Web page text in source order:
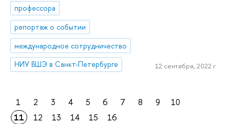
профессора
репортаж о событии
международное сотрудничество
НИУ ВШЭ в Санкт-Петербурге
12 сентября, 2022 г.
1 2 3 4 5 6 7 8 9
10
11
12 13 14 15 16